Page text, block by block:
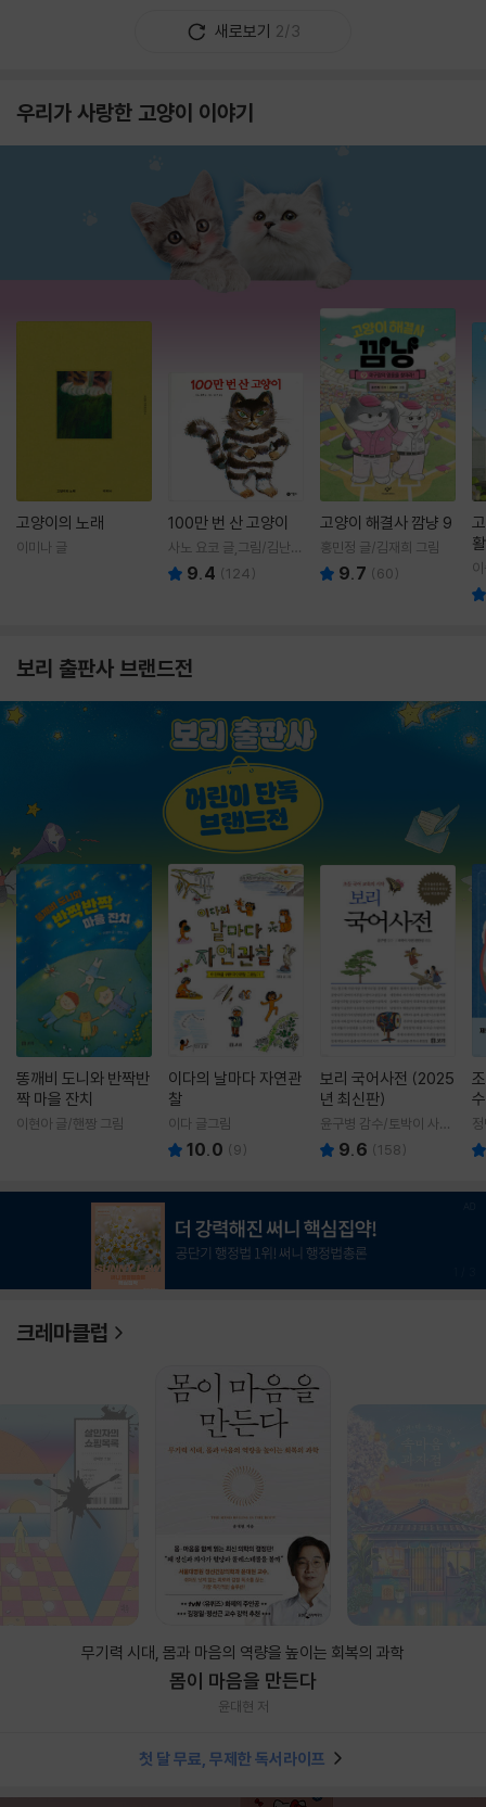
새로보기 2/3
우리가 사랑한 고양이 이야기
고양이의 노래
이미나 글
100만 번 산 고양이
사노 요코 글,그림/김난주
역 9.4 (124)
고양이 해결사 깜냥 9
홍민정 글/김재희 그림
9.7 (60)
보리 출판사 브랜드전
똥깨비 도니와 반짝반
짝 마을 잔치
이현아 글/핸짱 그림
이다의 날마다 자연관
찰
이다 글그림
10.0 (9)
보리 국어사전 (2025
년 최신판)
윤구병 감수/토박이 사전
편찬실 편
9.6 (158)
크레마클럽
무기력 시대, 몸과 마음의 역량을 높이는 회복의 과학
몸이 마음을 만든다
윤대현 저
첫 달 무료, 무제한 독서라이프